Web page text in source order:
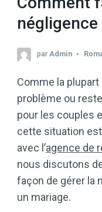
par Admin
Comme la
problème ou
pour les couples
cette situation
avec l’agence de
nous discutons
façon de gérer la
un mariage.